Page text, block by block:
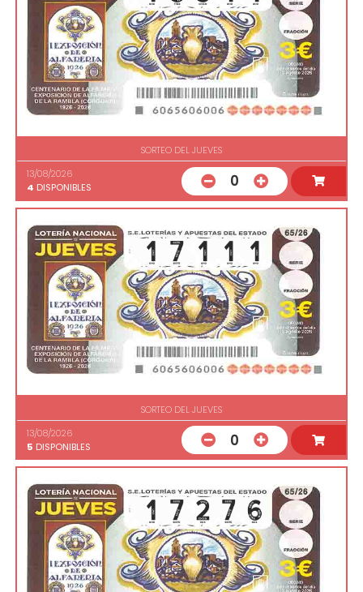
SORTEO DEL JUEVES
13/08/2026
4 DISPONIBLES 0
SORTEO DEL JUEVES
13/08/2026
5 DISPONIBLES 0